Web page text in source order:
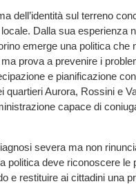
dell’identità sul terreno
Dalla sua esperienza
emerge una politica che
prova a prevenire i
e pianificazione
quartieri Aurora, Rossini e
capace di
severa ma non
politica deve riconoscere le
e restituire ai cittadini una